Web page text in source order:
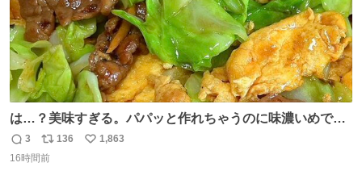
は…？美味すぎる。パパッと作れちゃうのに味濃いめで満
足感エグいの天才だろ🥹
返
信
3
リ
ポ
136
い
1,863
16時間前